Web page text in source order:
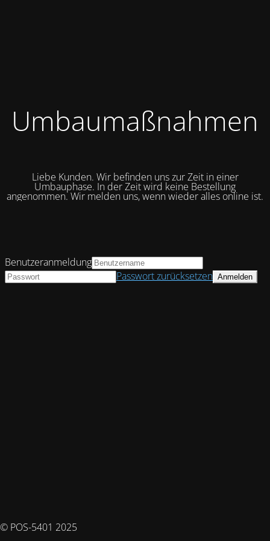
Umbaumaßnahmen
Liebe Kunden. Wir befinden uns zur Zeit in einer
Umbauphase. In der Zeit wird keine Bestellung
angenommen. Wir melden uns, wenn wieder alles online ist.
© POS-5401 2025
Benutzeranmeldung
Passwort zurücksetzen